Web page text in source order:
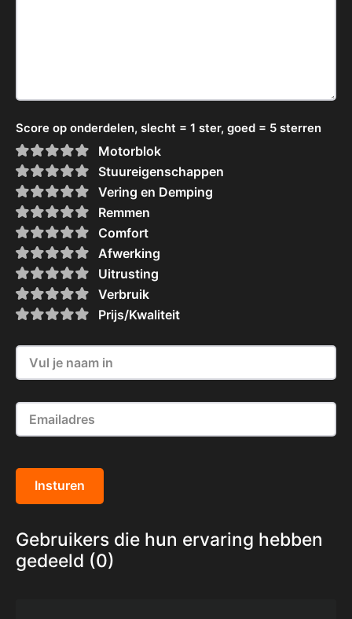
Score op onderdelen, slecht = 1 ster, goed = 5 sterren
Motorblok
Stuureigenschappen
Vering en Demping
Remmen
Comfort
Afwerking
Uitrusting
Verbruik
Prijs/Kwaliteit
Insturen
Gebruikers die hun ervaring hebben
gedeeld (0)